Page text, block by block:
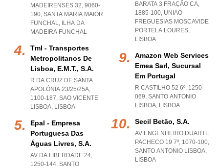
MADEIRENSES 32, 9060-
190, SANTA MARIA MAIOR
FUNCHAL, ILHA DA
MADEIRA FUNCHAL
Tml - Transportes
Metropolitanos De
Lisboa, E.m.t., S.a.
R DA CRUZ DE SANTA
APOLÓNIA 23/25/25A,
1100-187, SAO VICENTE
LISBOA, LISBOA
Epal - Empresa
Portuguesa Das
Águas Livres, S.a.
AV DA LIBERDADE 24,
1250-144, SANTO
BARATA 3 FRAÇÃO CA,
1885-100, UNIAO
FREGUESIAS MOSCAVIDE
PORTELA LOURES,
LISBOA
Amazon Web Services
Emea Sarl, Sucursal
Em Portugal
R CASTILHO 52 6º, 1250-
069, SANTO ANTONIO
LISBOA, LISBOA
Secil Betão, S.a.
AV ENGENHEIRO DUARTE
PACHECO 19 7º, 1070-100,
SANTO ANTONIO LISBOA,
LISBOA